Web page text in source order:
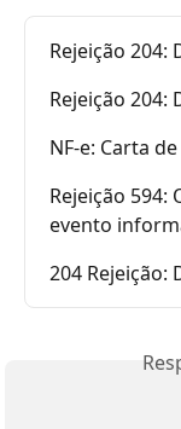
Rejeição 204:
Rejeição 204:
NF-e: Carta
Rejeição 594:
evento
204 Rejeição: